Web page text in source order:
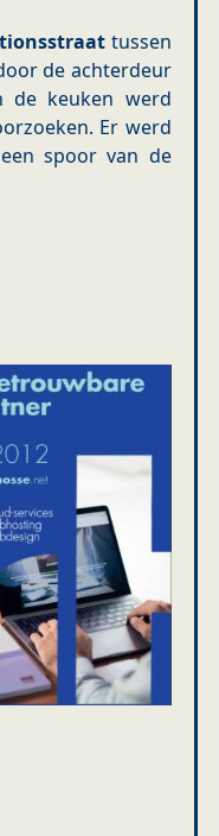
tussen
de achterdeur
de keuken werd
Er werd
spoor van de